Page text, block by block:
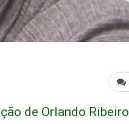
de Orlando Ribeiro